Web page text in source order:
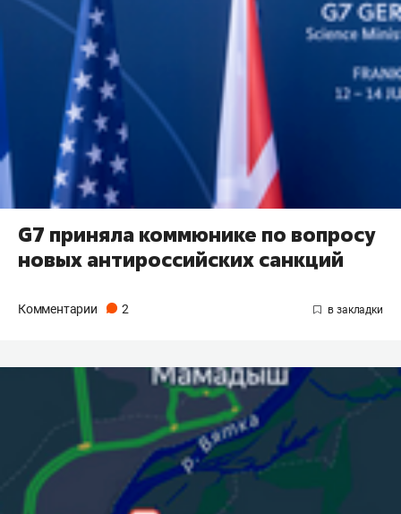
G7 приняла коммюнике по вопросу
новых антироссийских санкций
Комментарии 2